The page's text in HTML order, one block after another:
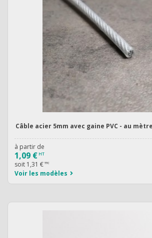
Câble acier 5mm avec gaine PVC - au mètre
à partir de
1,09 € HT
soit 1,31 € TTC
Voir les modèles